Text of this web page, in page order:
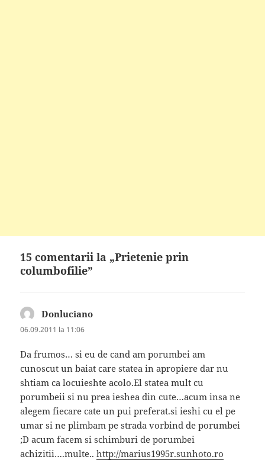
15 comentarii la „Prietenie prin
columbofilie”
Donluciano
06.09.2011 la 11:06
Da frumos… si eu de cand am porumbei am
cunoscut un baiat care statea in apropiere dar nu
shtiam ca locuieshte acolo.El statea mult cu
porumbeii si nu prea ieshea din cute…acum insa ne
alegem fiecare cate un pui preferat.si ieshi cu el pe
umar si ne plimbam pe strada vorbind de porumbei
;D acum facem si schimburi de porumbei
achizitii….multe..http://marius1995r.sunhoto.ro